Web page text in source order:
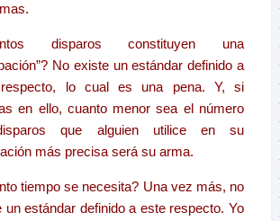
disparos constituyen una
No existe un estándar definido a
lo cual es una pena. Y, si
en ello, cuanto menor sea el número
que alguien utilice en su
más precisa será su arma.
tiempo se necesita? Una vez más, no
un estándar definido a este respecto. Yo